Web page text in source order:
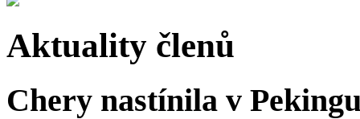
Aktuality členů
Chery nastínila v